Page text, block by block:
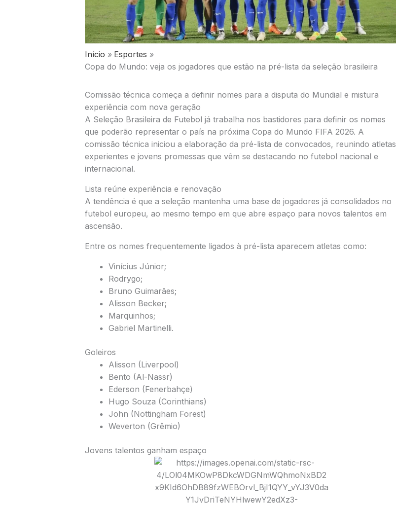
Início
Esportes
Copa do Mundo: veja os jogadores que estão na pré-lista da seleção brasileira
Comissão técnica começa a definir nomes para a disputa do Mundial e mistura
experiência com nova geração
A Seleção Brasileira de Futebol já trabalha nos bastidores para definir os nomes
que poderão representar o país na próxima Copa do Mundo FIFA 2026. A
comissão técnica iniciou a elaboração da pré-lista de convocados, reunindo atletas
experientes e jovens promessas que vêm se destacando no futebol nacional e
internacional.
Lista reúne experiência e renovação
A tendência é que a seleção mantenha uma base de jogadores já consolidados no
futebol europeu, ao mesmo tempo em que abre espaço para novos talentos em
ascensão.
Entre os nomes frequentemente ligados à pré-lista aparecem atletas como:
Vinícius Júnior;
Rodrygo;
Bruno Guimarães;
Alisson Becker;
Marquinhos;
Gabriel Martinelli.
Goleiros
Alisson (Liverpool)
Bento (Al-Nassr)
Ederson (Fenerbahçe)
Hugo Souza (Corinthians)
John (Nottingham Forest)
Weverton (Grêmio)
Jovens talentos ganham espaço